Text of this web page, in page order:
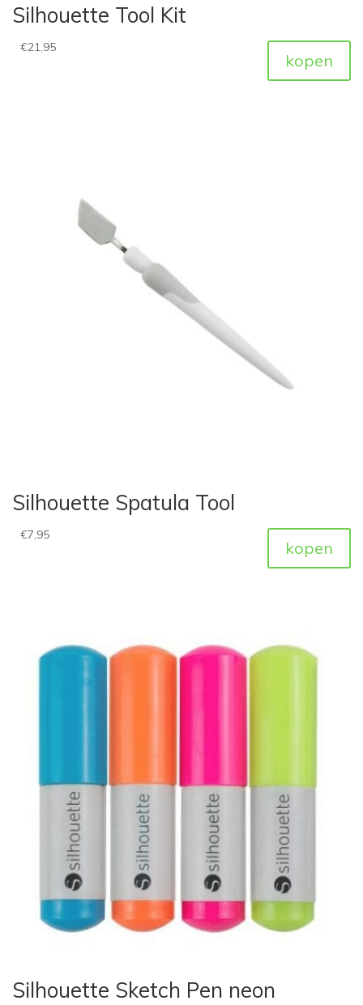
Silhouette Tool Kit
€21,95
kopen
Silhouette Spatula Tool
€7,95
kopen
Silhouette Sketch Pen neon